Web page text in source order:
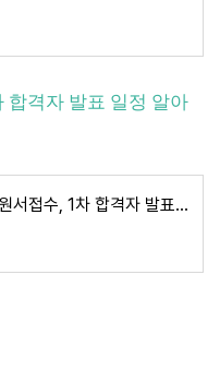
합격자 발표 일정 알아
2026 서울대 수시 원서접수, 1차 합격자 발표 일정 알아보기